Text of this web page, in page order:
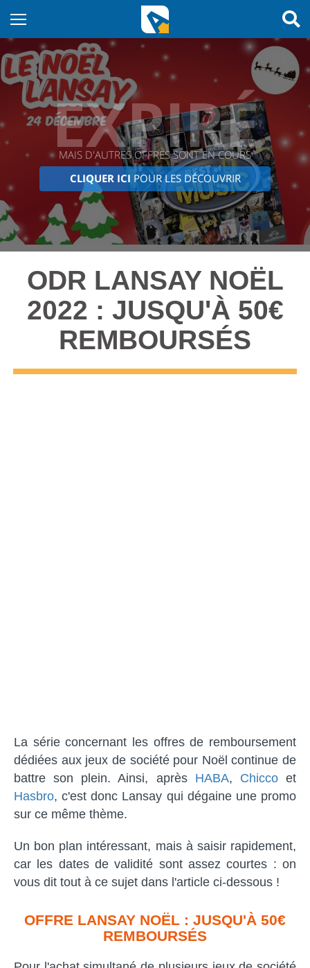
EXPIRÉ
MAIS D'AUTRES OFFRES SONT EN COURS
CLIQUER ICI POUR LES DÉCOUVRIR
ODR LANSAY NOËL
2022 : JUSQU'À 50€
REMBOURSÉS
La série concernant les offres de remboursement
dédiées aux jeux de société pour Noël continue de
battre son plein. Ainsi, après HABA, Chiccoet
Hasbro, c'est donc Lansay qui dégaine une promo
sur ce même thème.
Un bon plan intéressant, mais à saisir rapidement,
car les dates de validité sont assez courtes : on
vous dit tout à ce sujet dans l'article ci-dessous !
OFFRE LANSAY NOËL : JUSQU'À 50€
REMBOURSÉS